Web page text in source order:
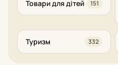
Товари для дітей 151
Туризм 332